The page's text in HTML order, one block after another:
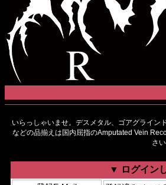
いらっしゃいませ。デスメタル、ゴアグライン
などの品揃えは国内屈指のAmputated Vein
さい
▼ ログイン